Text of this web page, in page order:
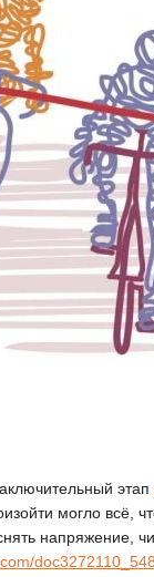
этап
могло всё,